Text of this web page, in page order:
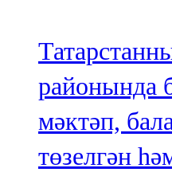
районында
мәктәп,
төзелгән